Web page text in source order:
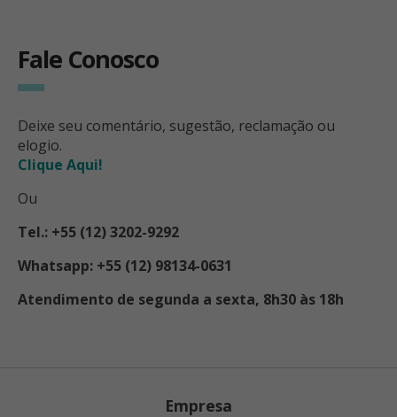
Fale Conosco
Deixe seu comentário, sugestão, reclamação ou
elogio.
Clique Aqui!
Ou
Tel.: +55 (12) 3202-9292
Whatsapp: +55 (12) 98134-0631
Atendimento de segunda a sexta, 8h30 às 18h
Empresa